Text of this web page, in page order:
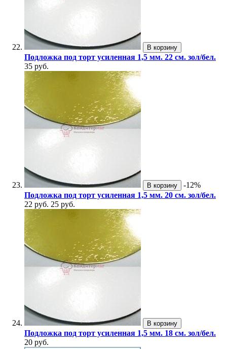
В корзину
Подложка под торт усиленная 1,5 мм. 22 см. зол/бел.
35 руб.
В корзину
-12%
Подложка под торт усиленная 1,5 мм. 20 см. зол/бел.
22 руб. 25 руб.
В корзину
Подложка под торт усиленная 1,5 мм. 18 см. зол/бел.
20 руб.